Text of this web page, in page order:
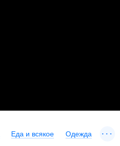
Еда и всякое Одежда ...